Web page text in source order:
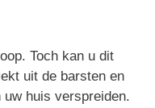
Toch kan u dit
uit de barsten en
huis verspreiden.